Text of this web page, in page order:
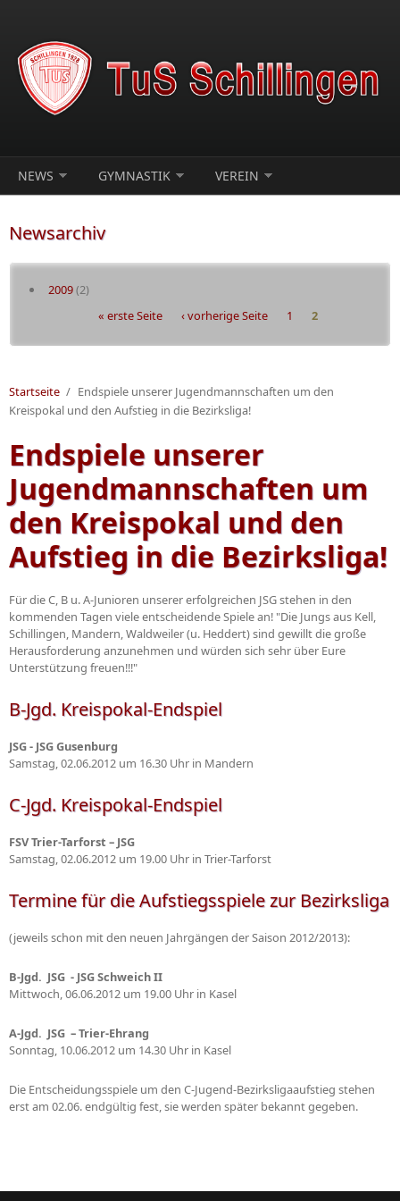
NEWS GYMNASTIK VEREIN
Newsarchiv
2009(2)
« erste Seite ‹ vorherige Seite 1 2
Startseite / Endspiele unserer Jugendmannschaften um den
Kreispokal und den Aufstieg in die Bezirksliga!
Endspiele unserer
Jugendmannschaften um
den Kreispokal und den
Aufstieg in die Bezirksliga!
Für die C, B u. A-Junioren unserer erfolgreichen JSG stehen in den
kommenden Tagen viele entscheidende Spiele an! "Die Jungs aus Kell,
Schillingen, Mandern, Waldweiler (u. Heddert) sind gewillt die große
Herausforderung anzunehmen und würden sich sehr über Eure
Unterstützung freuen!!!"
B-Jgd. Kreispokal-Endspiel
JSG - JSG Gusenburg
Samstag, 02.06.2012 um 16.30 Uhr in Mandern
C-Jgd. Kreispokal-Endspiel
FSV Trier-Tarforst – JSG
Samstag, 02.06.2012 um 19.00 Uhr in Trier-Tarforst
Termine für die Aufstiegsspiele zur Bezirksliga
(jeweils schon mit den neuen Jahrgängen der Saison 2012/2013):
B-Jgd. JSG - JSG Schweich II
Mittwoch, 06.06.2012 um 19.00 Uhr in Kasel
A-Jgd. JSG – Trier-Ehrang
Sonntag, 10.06.2012 um 14.30 Uhr in Kasel
Die Entscheidungsspiele um den C-Jugend-Bezirksligaaufstieg stehen
erst am 02.06. endgültig fest, sie werden später bekannt gegeben.